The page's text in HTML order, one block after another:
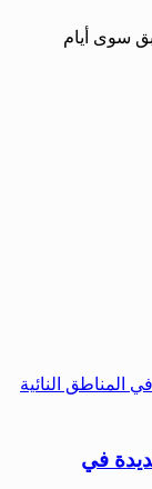
سوى أيام
في